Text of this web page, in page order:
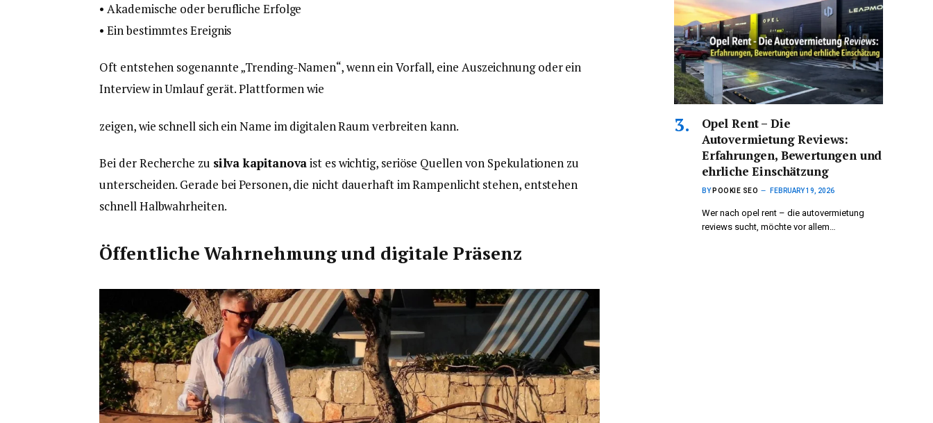
• Akademische oder berufliche Erfolge
• Ein bestimmtes Ereignis
Oft entstehen sogenannte „Trending-Namen“, wenn ein Vorfall, eine Auszeichnung oder ein
Interview in Umlauf gerät. Plattformen wie
zeigen, wie schnell sich ein Name im digitalen Raum verbreiten kann.
Bei der Recherche zu silva kapitanovaist es wichtig, seriöse Quellen von Spekulationen zu
unterscheiden. Gerade bei Personen, die nicht dauerhaft im Rampenlicht stehen, entstehen
schnell Halbwahrheiten.
Öffentliche Wahrnehmung und digitale Präsenz
Opel Rent – Die
Autovermietung Reviews:
Erfahrungen, Bewertungen und
ehrliche Einschätzung
BY POOKIE SEO FEBRUARY 19, 2026
Wer nach opel rent – die autovermietung
reviews sucht, möchte vor allem…